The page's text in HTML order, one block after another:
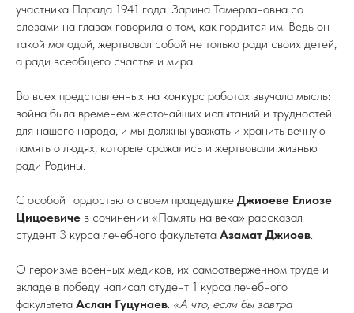
участника Парада 1941 года. Зарина Тамерлановна со
слезами на глазах говорила о том, как гордится им. Ведь он
такой молодой, жертвовал собой не только ради своих детей,
а ради всеобщего счастья и мира.
Во всех представленных на конкурс работах звучала мысль:
война была временем жесточайших испытаний и трудностей
для нашего народа, и мы должны уважать и хранить вечную
память о людях, которые сражались и жертвовали жизнью
ради Родины.
С особой гордостью о своем прадедушке Джиоеве Елиозе
Цицоевиче в сочинении «Память на века» рассказал
студент 3 курса лечебного факультета Азамат Джиоев.
О героизме военных медиков, их самоотверженном труде и
вкладе в победу написал студент 1 курса лечебного
факультета Аслан Гуцунаев. «А что, если бы завтра